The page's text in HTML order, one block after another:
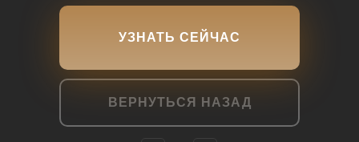
ВЕРНУТЬСЯ НАЗАД
УЗНАТЬ СЕЙЧАС